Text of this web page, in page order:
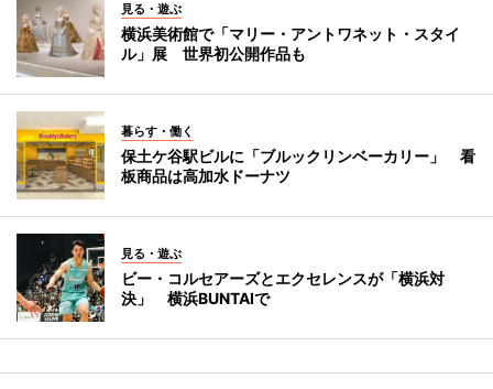
見る・遊ぶ
横浜美術館で「マリー・アントワネット・スタイ
ル」展 世界初公開作品も
暮らす・働く
保土ケ谷駅ビルに「ブルックリンベーカリー」 看
板商品は高加水ドーナツ
見る・遊ぶ
ビー・コルセアーズとエクセレンスが「横浜対
決」 横浜BUNTAIで